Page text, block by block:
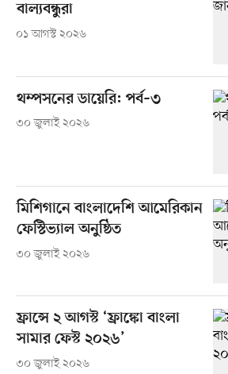
বাল্যবন্ধুরা
০১ আগস্ট ২০২৬
থম্পসনের ডায়েরি: পর্ব–৩
৩০ জুলাই ২০২৬
মিশিগানে বাংলাদেশি আমেরিকান
ফেস্টিভ্যাল অনুষ্ঠিত
৩০ জুলাই ২০২৬
ফ্রান্সে ২ আগস্ট ‘ফ্রাঙ্কো বাংলা
সামার ফেস্ট ২০২৬’
৩০ জুলাই ২০২৬